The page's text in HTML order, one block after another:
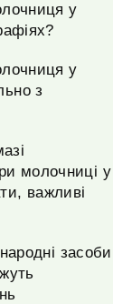
у
у
з
молочниці у
важливі
засоби